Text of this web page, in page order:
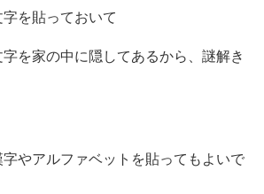
字を貼っておいて
字を家の中に隠してあるから、謎解き
やアルファベットを貼ってもよいで